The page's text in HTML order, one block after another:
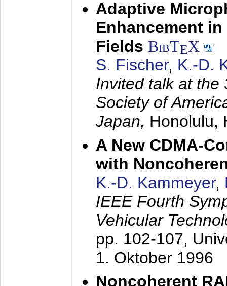
Adaptive
Enhancement
Fields BibTEX
S. Fischer, K.-D.
Invited talk at the
Society of
Japan, Honolulu,
A New CDMA-
with
K.-D. Kammeyer,
IEEE Fourth
Vehicular
pp. 102-107,
1. Oktober 1996
Noncoherent